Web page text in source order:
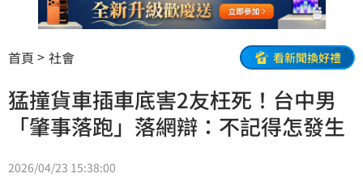
首頁 社會 看新聞換好禮
猛撞貨車插車底害2友枉死！台中男
「肇事落跑」落網辯：不記得怎發生
2026/04/23 15:38:00